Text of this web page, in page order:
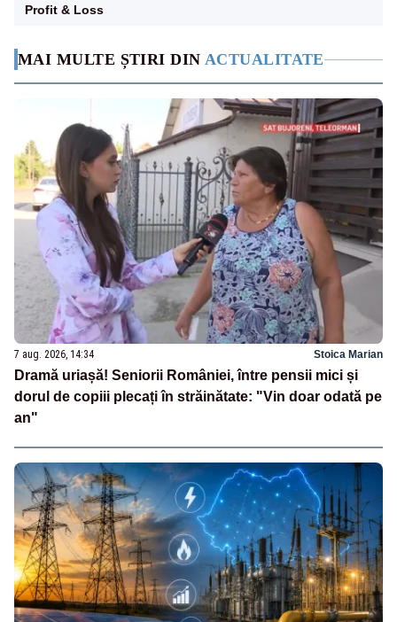
MAI MULTE ȘTIRI DIN ACTUALITATE
7 aug. 2026, 14:34 Stoica Marian
Dramă uriașă! Seniorii României, între pensii mici și
dorul de copiii plecați în străinătate: "Vin doar odată pe
an"
Profit & Loss